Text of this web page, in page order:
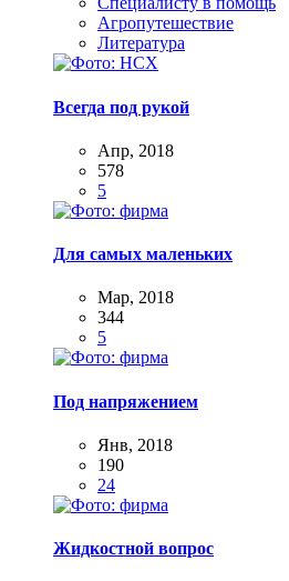
Агропутешествие
Литература
Всегда под рукой
Апр, 2018
578
5
Для самых маленьких
Мар, 2018
344
5
Под напряжением
Янв, 2018
190
24
Жидкостной вопрос